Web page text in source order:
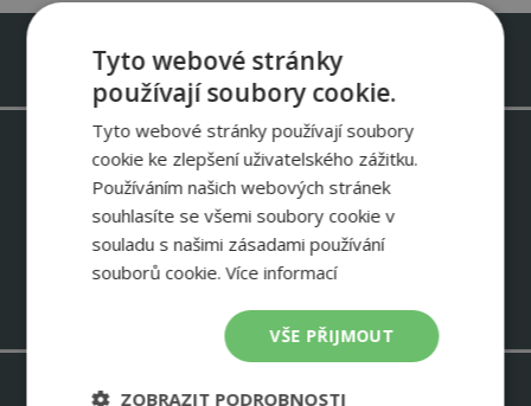
Infolinka zdarma 800 488 488
Odebírejte newsletter IVT
Informace o slevových akcích – ukázky instalací IVT – zkušenosti
zákazníků
NEWSLETTER
Tyto webové stránky
používají soubory cookie.
Tyto webové stránky používají soubory
cookie ke zlepšení uživatelského zážitku.
Používáním našich webových stránek
souhlasíte se všemi soubory cookie v
souladu s našimi zásadami používání
souborů cookie.Více informací
VŠE PŘIJMOUT
ZOBRAZIT PODROBNOSTI